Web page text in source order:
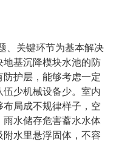
关键环节为基本解决
基沉降模块水池的防
护层，能够考虑一定
少机械设备少。室内
局成不规律样子，空
水储存危害蓄水水体
水里悬浮固体，不容